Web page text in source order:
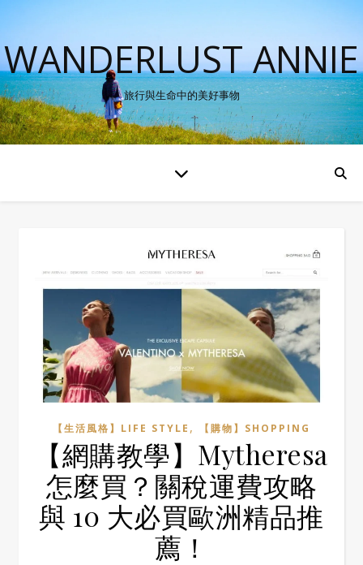
WANDERLUST ANNIE
旅行與生命中的美好事物
【生活風格】LIFE STYLE , 【購物】SHOPPING
【網購教學】Mytheresa
怎麼買？關稅運費攻略
與 10 大必買歐洲精品推
薦！